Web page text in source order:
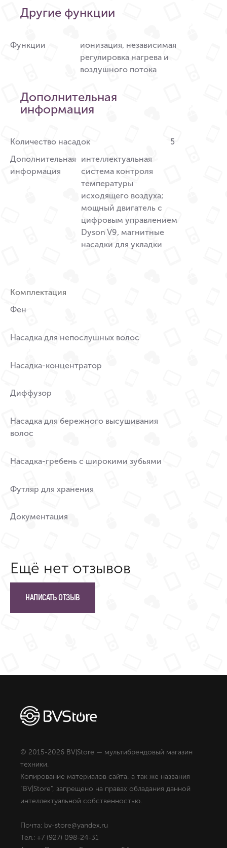
Другие функции
Функции
ионизация, независимая
регулировка нагрева и
воздушного потока
Дополнительная
информация
Количество насадок
5
Дополнительная
информация
интеллектуальная
система контроля
температуры
исходящего воздуха;
мощный двигатель с
цифровым управлением
Dyson V9, магнитные
насадки для укладки
Комплектация
Фен
Насадка для непослушных волос
Насадка-концентратор
Диффузор
Насадка для бережного высушивания
волос
Насадка-гребень с широкими зубьями
Футляр для хранения
Документация
Ещё нет отзывов
НАПИСАТЬ ОТЗЫВ
© 2015-2026 BV|Store — мультибрендовый магазин
техники.
Копирование материалов сайта, а так же названия
"BV|Store", запрещено на правах обладания данной
интеллектуальной собственностью.
Почта: bv-store@yandex.ru
Тел.: +7 (927) 098-24-31